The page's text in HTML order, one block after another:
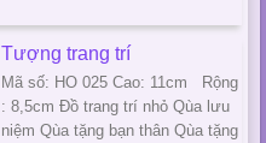
Tượng trang trí
Mã số: HO 025 Cao: 11cm Rộng
: 8,5cm Đồ trang trí nhỏ Qùa lưu
niệm Qùa tặng bạn thân Qùa tặng